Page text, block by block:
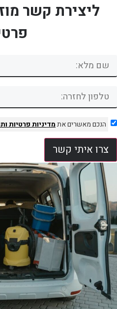
ליצירת קשר
הנכם מאשרים אתמדיניות פרטיות
צרו איתי קשר